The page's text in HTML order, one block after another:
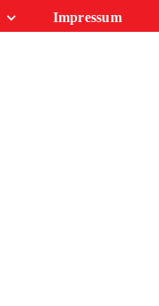
Impressum